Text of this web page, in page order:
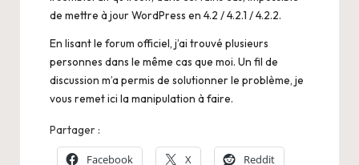
de mettre à jour WordPress en 4.2 / 4.2.1 / 4.2.2.
En lisant le forum officiel, j’ai trouvé plusieurs
personnes dans le même cas que moi. Un fil de
discussion m’a permis de solutionner le problème, je
vous remet ici la manipulation à faire.
Partager :
Facebook X Reddit